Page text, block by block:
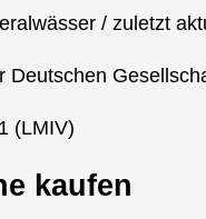
/ zuletzt
Deutschen
(LMIV)
kaufen